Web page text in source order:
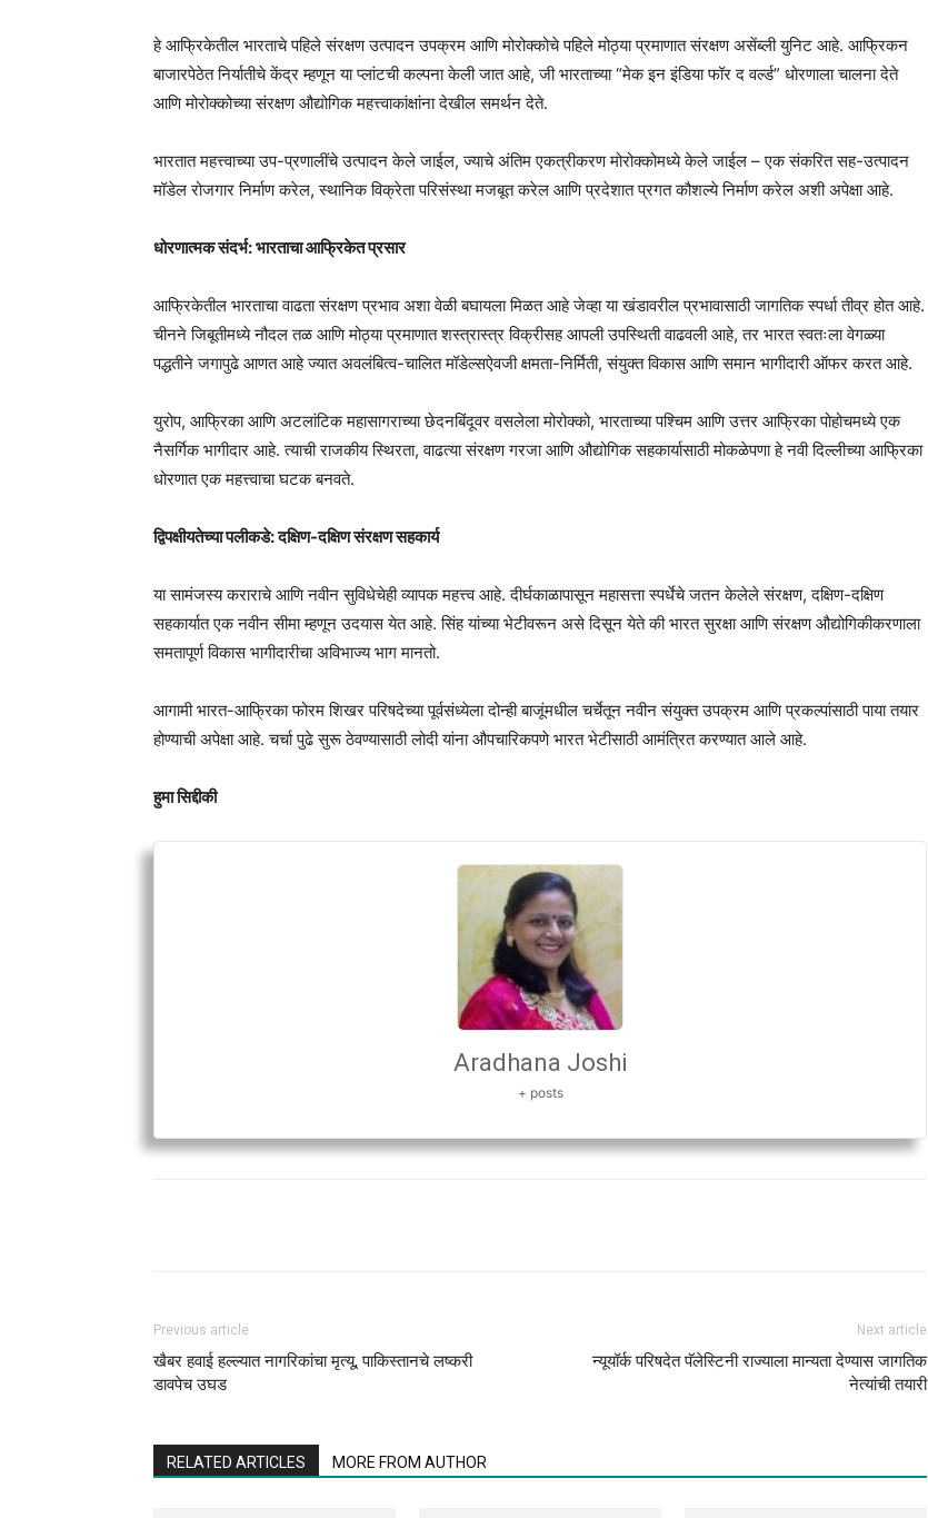
हे आफ्रिकेतील भारताचे पहिले संरक्षण उत्पादन उपक्रम आणि मोरोक्कोचे पहिले मोठ्या प्रमाणात संरक्षण असेंब्ली युनिट आहे. आफ्रिकन
बाजारपेठेत निर्यातीचे केंद्र म्हणून या प्लांटची कल्पना केली जात आहे, जी भारताच्या “मेक इन इंडिया फॉर द वर्ल्ड” धोरणाला चालना देते
आणि मोरोक्कोच्या संरक्षण औद्योगिक महत्त्वाकांक्षांना देखील समर्थन देते.
भारतात महत्त्वाच्या उप-प्रणालींचे उत्पादन केले जाईल, ज्याचे अंतिम एकत्रीकरण मोरोक्कोमध्ये केले जाईल – एक संकरित सह-उत्पादन
मॉडेल रोजगार निर्माण करेल, स्थानिक विक्रेता परिसंस्था मजबूत करेल आणि प्रदेशात प्रगत कौशल्ये निर्माण करेल अशी अपेक्षा आहे.
धोरणात्मक संदर्भ: भारताचा आफ्रिकेत प्रसार
आफ्रिकेतील भारताचा वाढता संरक्षण प्रभाव अशा वेळी बघायला मिळत आहे जेव्हा या खंडावरील प्रभावासाठी जागतिक स्पर्धा तीव्र होत आहे.
चीनने जिबूतीमध्ये नौदल तळ आणि मोठ्या प्रमाणात शस्त्रास्त्र विक्रीसह आपली उपस्थिती वाढवली आहे, तर भारत स्वतःला वेगळ्या
पद्धतीने जगापुढे आणत आहे ज्यात अवलंबित्व-चालित मॉडेल्सऐवजी क्षमता-निर्मिती, संयुक्त विकास आणि समान भागीदारी ऑफर करत आहे.
युरोप, आफ्रिका आणि अटलांटिक महासागराच्या छेदनबिंदूवर वसलेला मोरोक्को, भारताच्या पश्चिम आणि उत्तर आफ्रिका पोहोचमध्ये एक
नैसर्गिक भागीदार आहे. त्याची राजकीय स्थिरता, वाढत्या संरक्षण गरजा आणि औद्योगिक सहकार्यासाठी मोकळेपणा हे नवी दिल्लीच्या आफ्रिका
धोरणात एक महत्त्वाचा घटक बनवते.
द्विपक्षीयतेच्या पलीकडे: दक्षिण-दक्षिण संरक्षण सहकार्य
या सामंजस्य कराराचे आणि नवीन सुविधेचेही व्यापक महत्त्व आहे. दीर्घकाळापासून महासत्ता स्पर्धेचे जतन केलेले संरक्षण, दक्षिण-दक्षिण
सहकार्यात एक नवीन सीमा म्हणून उदयास येत आहे. सिंह यांच्या भेटीवरून असे दिसून येते की भारत सुरक्षा आणि संरक्षण औद्योगिकीकरणाला
समतापूर्ण विकास भागीदारीचा अविभाज्य भाग मानतो.
आगामी भारत-आफ्रिका फोरम शिखर परिषदेच्या पूर्वसंध्येला दोन्ही बाजूंमधील चर्चेतून नवीन संयुक्त उपक्रम आणि प्रकल्पांसाठी पाया तयार
होण्याची अपेक्षा आहे. चर्चा पुढे सुरू ठेवण्यासाठी लोदी यांना औपचारिकपणे भारत भेटीसाठी आमंत्रित करण्यात आले आहे.
हुमा सिद्दीकी
Aradhana Joshi
+ posts
Previous article
खैबर हवाई हल्ल्यात नागरिकांचा मृत्यू, पाकिस्तानचे लष्करी
डावपेच उघड
Next article
न्यूयॉर्क परिषदेत पॅलेस्टिनी राज्याला मान्यता देण्यास जागतिक
नेत्यांची तयारी
RELATED ARTICLES MORE FROM AUTHOR